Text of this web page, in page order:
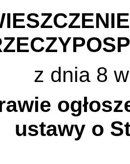
z dnia 8
ustawy o